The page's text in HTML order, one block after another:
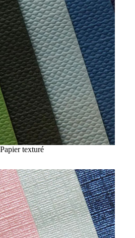
Papier texturé